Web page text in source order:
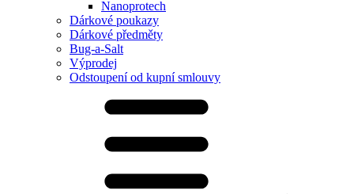
Nanoprotech
Dárkové poukazy
Dárkové předměty
Bug-a-Salt
Výprodej
Odstoupení od kupní smlouvy